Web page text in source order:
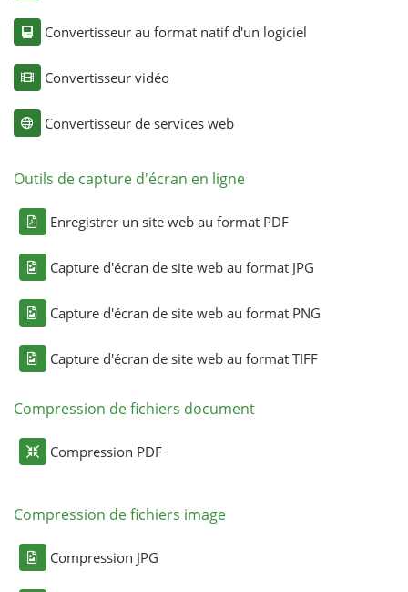
Convertisseur au format natif d'un logiciel
Convertisseur vidéo
Convertisseur de services web
Outils de capture d'écran en ligne
Enregistrer un site web au format PDF
Capture d'écran de site web au format JPG
Capture d'écran de site web au format PNG
Capture d'écran de site web au format TIFF
Compression de fichiers document
Compression PDF
Compression de fichiers image
Compression JPG